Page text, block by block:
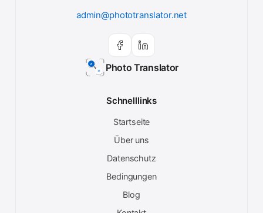
Photo Translator
admin@phototranslator.net
Schnelllinks
Startseite
Über uns
Datenschutz
Bedingungen
Blog